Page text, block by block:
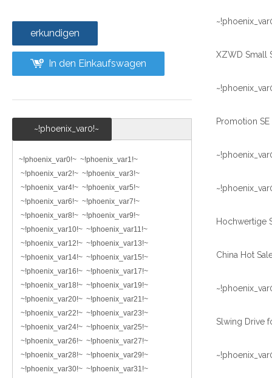
erkundigen
In den Einkaufswagen
~!phoenix_var0!~
~!phoenix_var0!~ ~!phoenix_var1!~
~!phoenix_var2!~ ~!phoenix_var3!~
~!phoenix_var4!~ ~!phoenix_var5!~
~!phoenix_var6!~ ~!phoenix_var7!~
~!phoenix_var8!~ ~!phoenix_var9!~
~!phoenix_var10!~ ~!phoenix_var11!~
~!phoenix_var12!~ ~!phoenix_var13!~
~!phoenix_var14!~ ~!phoenix_var15!~
~!phoenix_var16!~ ~!phoenix_var17!~
~!phoenix_var18!~ ~!phoenix_var19!~
~!phoenix_var20!~ ~!phoenix_var21!~
~!phoenix_var22!~ ~!phoenix_var23!~
~!phoenix_var24!~ ~!phoenix_var25!~
~!phoenix_var26!~ ~!phoenix_var27!~
~!phoenix_var28!~ ~!phoenix_var29!~
~!phoenix_var30!~ ~!phoenix_var31!~